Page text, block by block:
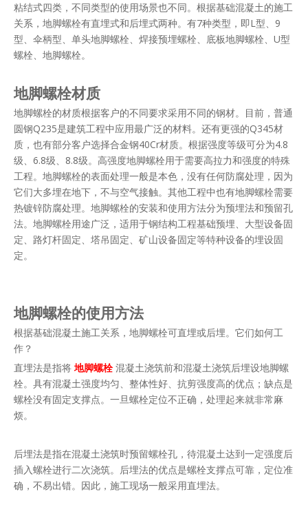
粘结式四类，不同类型的使用场景也不同。根据基础混凝土的施工
关系，地脚螺栓有直埋式和后埋式两种。有7种类型，即L型、9
型、伞柄型、单头地脚螺栓、焊接预埋螺栓、底板地脚螺栓、U型
螺栓、地脚螺栓。
地脚螺栓材质
地脚螺栓的材质根据客户的不同要求采用不同的钢材。目前，普通
圆钢Q235是建筑工程中应用最广泛的材料。还有更强的Q345材
质，也有部分客户选择合金钢40Cr材质。根据强度等级可分为4.8
级、6.8级、8.8级。高强度地脚螺栓用于需要高拉力和强度的特殊
工程。地脚螺栓的表面处理一般是本色，没有任何防腐处理，因为
它们大多埋在地下，不与空气接触。其他工程中也有地脚螺栓需要
热镀锌防腐处理。地脚螺栓的安装和使用方法分为预埋法和预留孔
法。地脚螺栓用途广泛，适用于钢结构工程基础预埋、大型设备固
定、路灯杆固定、塔吊固定、矿山设备固定等特种设备的埋设固
定。
地脚螺栓的使用方法
根据基础混凝土施工关系，地脚螺栓可直埋或后埋。它们如何工
作？
直埋法是指将 地脚螺栓混凝土浇筑前和混凝土浇筑后埋设地脚螺
栓。具有混凝土强度均匀、整体性好、抗剪强度高的优点；缺点是
螺栓没有固定支撑点。一旦螺栓定位不正确，处理起来就非常麻
烦。
后埋法是指在混凝土浇筑时预留螺栓孔，待混凝土达到一定强度后
插入螺栓进行二次浇筑。后埋法的优点是螺栓支撑点可靠，定位准
确，不易出错。因此，施工现场一般采用直埋法。